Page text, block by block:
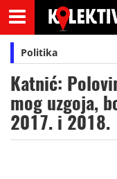
Politika
Katnić:
mog uzgoja,
2017. i 2018.